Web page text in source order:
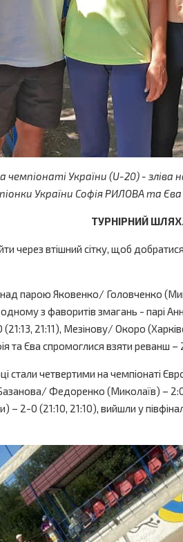
чемпіонаті України (U-20) - зліва
України Софія РИЛОВА та
ТУРНІРНИЙ
втішний сітку, щоб добратися
парою Яковенко/ Головченко
з фаворитів змагань -
(21:13, 21:11), Мезінову/ Окоро
Єва спромоглися взяти реванш –
четвертими на чемпіонаті
Федоренко (Миколаїв) – 2:0
– 2-0 (21:10, 21:10), вийшли у